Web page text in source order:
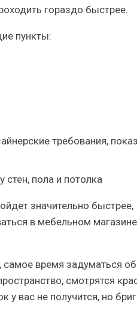
гораздо быстрее.
пункты:
пола и потолка
значительно быстрее,
в мебельном
самое время задуматься об
смотрятся
у вас не получится, но